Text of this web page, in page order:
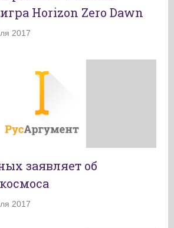
Horizon Zero Dawn
2017
заявляет об
2017